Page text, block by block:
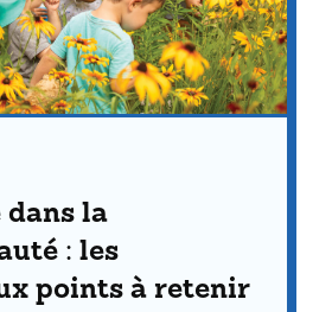
dans la
: les
points à retenir